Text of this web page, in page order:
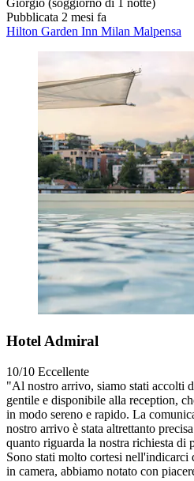
Giorgio (soggiorno di 1 notte)
Pubblicata 2 mesi fa
Hilton Garden Inn Milan Malpensa
Hotel Admiral
10/10 Eccellente
"Al nostro arrivo, siamo stati accolti
gentile e disponibile alla reception,
in modo sereno e rapido. La
nostro arrivo è stata altrettanto
quanto riguarda la nostra richiesta di
Sono stati molto cortesi nell'indicarci
in camera, abbiamo notato con